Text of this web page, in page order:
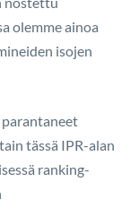
olemme ainoa
isojen
tässä IPR-alan
ranking-